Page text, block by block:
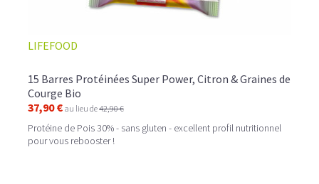
LIFEFOOD
15 Barres Protéinées Super Power, Citron & Graines de
Courge Bio
37,90 € au lieu de42,90 €
Protéine de Pois 30% - sans gluten - excellent profil nutritionnel
pour vous rebooster !